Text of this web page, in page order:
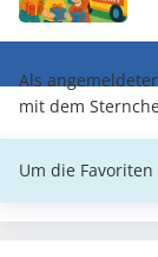
Als
mit dem
Um die